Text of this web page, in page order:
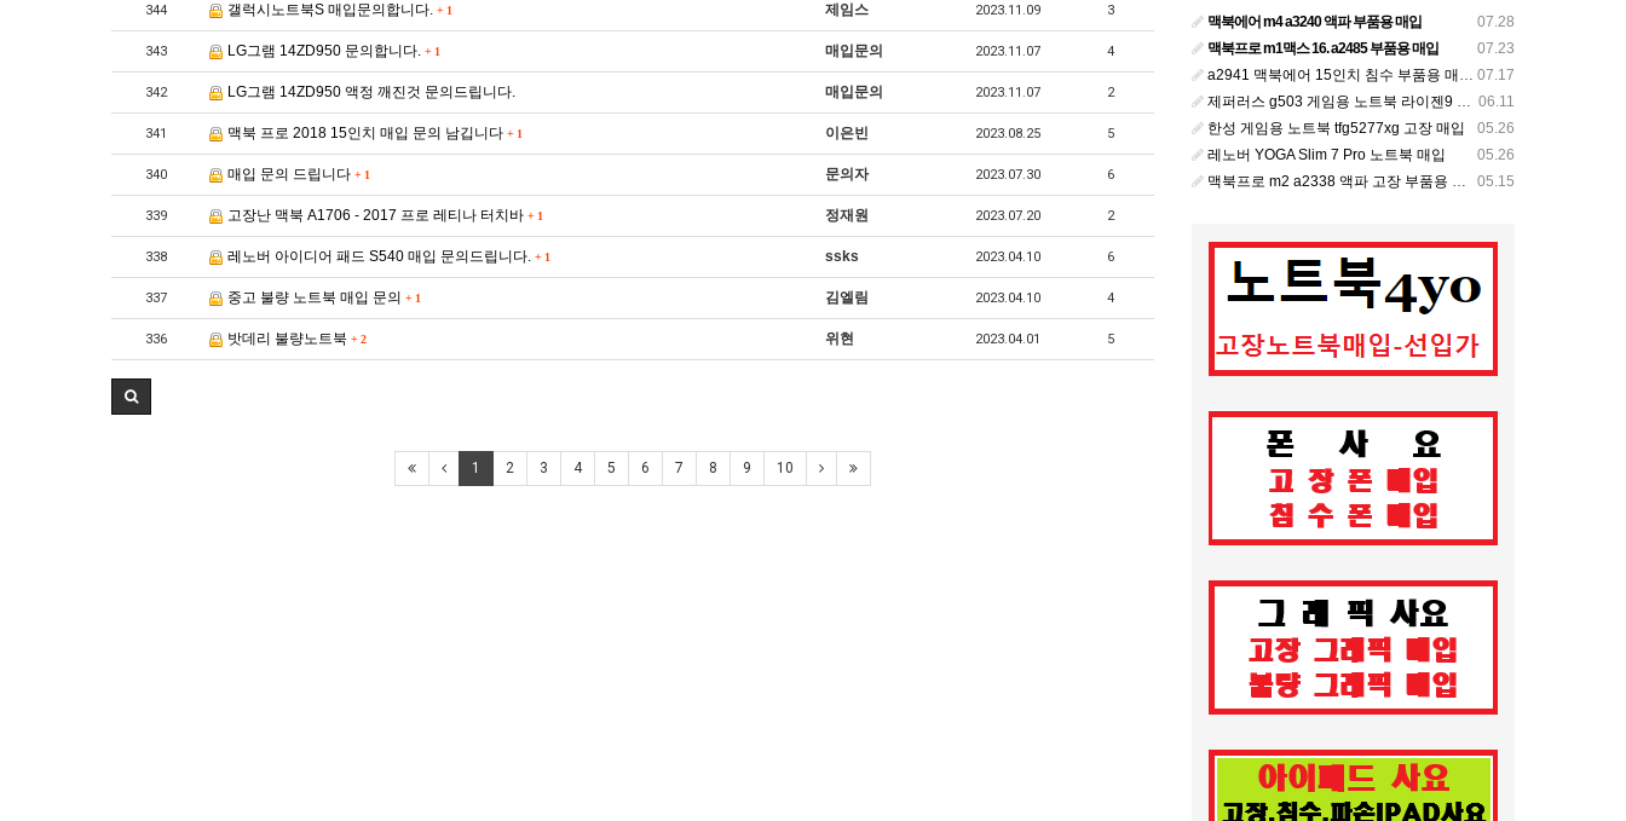
344 갤럭시노트북S 매입문의합니다. + 1 제임스 2023.11.09 3
343 LG그램 14ZD950 문의합니다. + 1 매입문의 2023.11.07 4
342 LG그램 14ZD950 액정 깨진것 문의드립니다. 매입문의 2023.11.07 2
341 맥북 프로 2018 15인치 매입 문의 남깁니다 + 1 이은빈 2023.08.25 5
340 매입 문의 드립니다 + 1 문의자 2023.07.30 6
339 고장난 맥북 A1706 - 2017 프로 레티나 터치바 + 1 정재원 2023.07.20 2
338 레노버 아이디어 패드 S540 매입 문의드립니다. + 1 ssks 2023.04.10 6
337 중고 불량 노트북 매입 문의 + 1 김엘림 2023.04.10 4
336 밧데리 불량노트북 + 2 위현 2023.04.01 5
1 2 3 4 5 6 7 8 9 10
07.28
맥북에어 m4 a3240 액파 부품용 매입
07.23
맥북프로 m1맥스 16. a2485 부품용 매입
07.17
a2941 맥북에어 15인치 침수 부품용 매입 m2
06.11
제퍼러스 g503 게임용 노트북 라이젠9 고장매입
05.26
한성 게임용 노트북 tfg5277xg 고장 매입
05.26
레노버 YOGA Slim 7 Pro 노트북 매입
05.15
맥북프로 m2 a2338 액파 고장 부품용 매입